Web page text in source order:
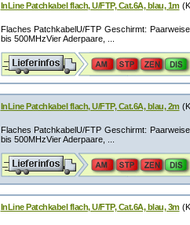
InLine Patchkabel flach, U/FTP, Cat.6A, blau, 1m
Flaches PatchkabelU/FTP Geschirmt:
bis 500MHzVier Aderpaare, ...
InLine Patchkabel flach, U/FTP, Cat.6A, blau, 2m
Flaches PatchkabelU/FTP Geschirmt:
bis 500MHzVier Aderpaare, ...
InLine Patchkabel flach, U/FTP, Cat.6A, blau, 3m